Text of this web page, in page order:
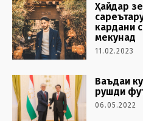
Ҳайдар
кардани
мекунад
11.02.2023
Ваъдаи
рушди
06.05.2022